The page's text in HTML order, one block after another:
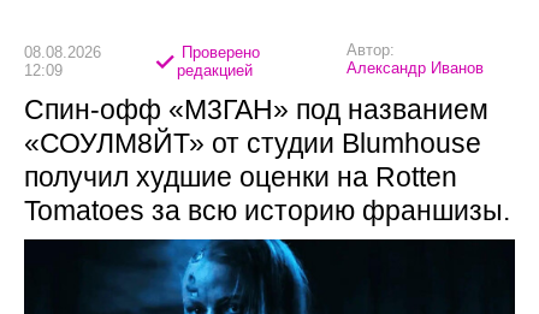
08.08.2026
12:09
Проверено
редакцией
Автор:
Александр Иванов
Спин-офф «М3ГАН» под названием
«СОУЛМ8ЙТ» от студии Blumhouse
получил худшие оценки на Rotten
Tomatoes за всю историю франшизы.